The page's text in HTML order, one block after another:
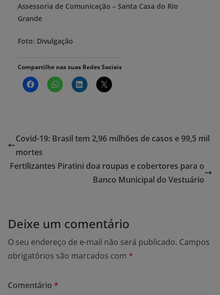
Assessoria de Comunicação – Santa Casa do Rio
Grande
Foto: Divulgação
Compartilhe nas suas Redes Sociais
Covid-19: Brasil tem 2,96 milhões de casos e 99,5 mil
mortes
Fertilizantes Piratini doa roupas e cobertores para o
Banco Municipal do Vestuário
Deixe um comentário
O seu endereço de e-mail não será publicado. Campos
obrigatórios são marcados com *
Comentário *